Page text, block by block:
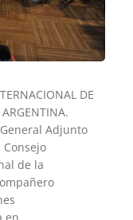
DE
Adjunto
de la